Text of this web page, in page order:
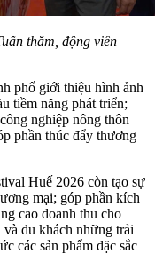
thăm, động viên
phố giới thiệu hình ảnh
tiềm năng phát triển;
nghiệp nông thôn
phần thúc đẩy thương
Huế 2026 còn tạo sự
mại; góp phần kích
cao doanh thu cho
du khách những trải
các sản phẩm đặc sắc